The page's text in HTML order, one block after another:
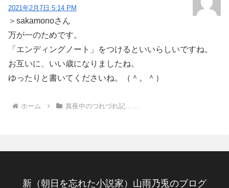
2021年2月7日 5:14 PM
＞sakamonoさん
万が一のためです。
「エンディングノート」をつけるといいらしいですね。
お互いに、いい歳になりましたね。
ゆったりと書いてくださいね。（＾。＾）
ホーム 真夜中のつれづれ記……
新（朝日を忘れた小説家）山雨乃兎のブログ